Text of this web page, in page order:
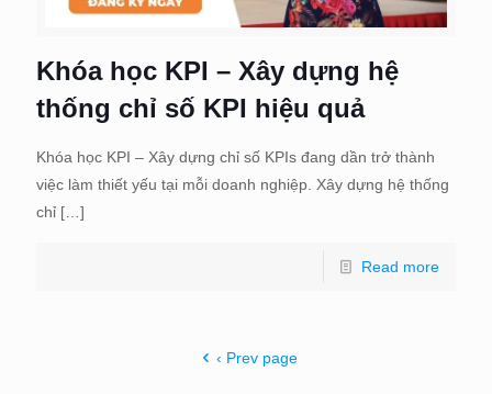
Khóa học KPI – Xây dựng hệ
thống chỉ số KPI hiệu quả
Khóa học KPI – Xây dựng chỉ số KPIs đang dần trở thành
việc làm thiết yếu tại mỗi doanh nghiệp. Xây dựng hệ thống
chỉ […]
Read more
‹ Prev page